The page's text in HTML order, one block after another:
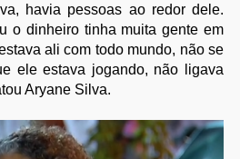
havia pessoas ao redor dele.
o dinheiro tinha muita gente em
ali com todo mundo, não se
ele estava jogando, não ligava
Aryane Silva.